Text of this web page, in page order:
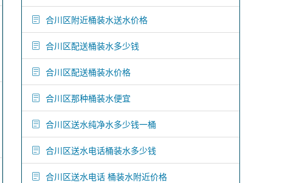
合川区附近桶装水送水价格
合川区配送桶装水多少钱
合川区配送桶装水价格
合川区那种桶装水便宜
合川区送水纯净水多少钱一桶
合川区送水电话桶装水多少钱
合川区送水电话 桶装水附近价格